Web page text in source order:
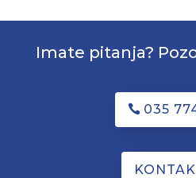
Imate pitanja?
035